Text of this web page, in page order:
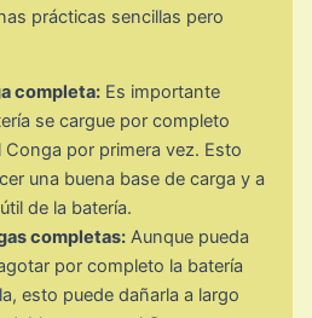
prácticas sencillas pero
completa: Es importante
se cargue por completo
Conga por primera vez. Esto
una buena base de carga y a
de la batería.
completas: Aunque pueda
por completo la batería
esto puede dañarla a largo